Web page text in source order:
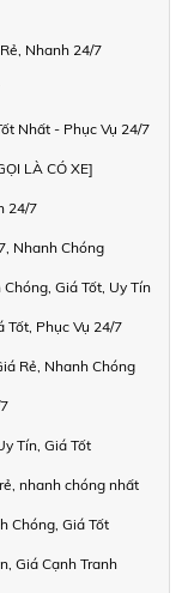
Nhanh 24/7
Nhất - Phục Vụ 24/7
LÀ CÓ XE]
24/7
Nhanh Chóng
Giá Tốt, Uy Tín
Tốt, Phục Vụ 24/7
Rẻ, Nhanh Chóng
Tín, Giá Tốt
nhanh chóng nhất
Chóng, Giá Tốt
Giá Cạnh Tranh